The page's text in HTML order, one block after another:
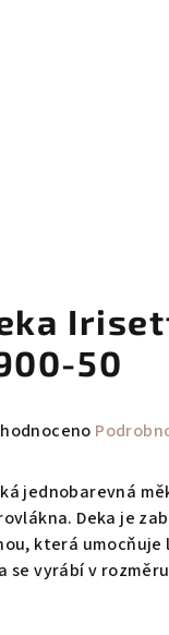
50
jednobarevná
Deka je
která umocňuje
se vyrábí v